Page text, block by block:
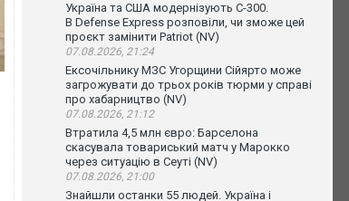
Україна та США модернізують С-300.
В Defense Express розповіли, чи зможе цей
проєкт замінити Patriot (NV)
07.08.2026, 21:24
Ексочільнику МЗС Угорщини Сійярто може
загрожувати до трьох років тюрми у справі
про хабарництво (NV)
07.08.2026, 21:12
Втратила 4,5 млн євро: Барселона
скасувала товариський матч у Марокко
через ситуацію в Сеуті (NV)
07.08.2026, 21:00
Знайшли останки 55 людей. Україна і